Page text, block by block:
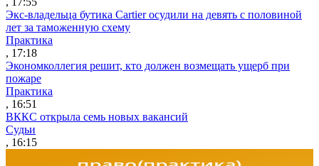
Экс-владельца бутика Cartier осудили на девять с половиной
лет за таможенную схему
Практика
, 17:18
Экономколлегия решит, кто должен возмещать ущерб при
пожаре
Практика
, 16:51
ВККС открыла семь новых вакансий
Судьи
, 16:15